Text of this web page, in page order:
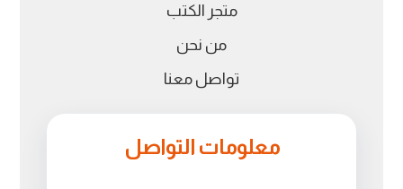
متجر الكتب
من نحن
تواصل معنا
معلومات التواصل